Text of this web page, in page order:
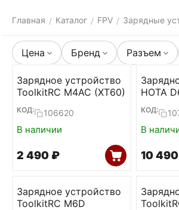
Главная / Каталог / FPV / Зарядные
Цена Бренд Разъем
Зарядное устройство
ToolkitRC M4AC (XT60)
КОД: 106620
В наличии
2 490 ₽
HOTA
КОД:
В
10 490
Зарядное устройство
ToolkitRC M6D